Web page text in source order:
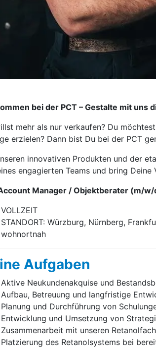
bei der PCT – Gestalte mit uns
mehr als nur verkaufen? Du
erzielen? Dann bist Du bei der PCT
innovativen Produkten und der
engagierten Teams und bring
Manager / Objektberater (m/w/
VOLLZEIT
STANDORT: Würzburg, Nürnberg,
wohnortnah
Aufgaben
Aktive Neukundenakquise und
Aufbau, Betreuung und langfristige
Planung und Durchführung von
Entwicklung und Umsetzung von
Zusammenarbeit mit unseren
Platzierung des Retanolsystems bei